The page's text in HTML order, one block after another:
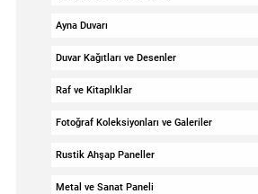
Ayna Duvarı
Duvar Kağıtları ve Desenler
Raf ve Kitaplıklar
Fotoğraf Koleksiyonları ve Galeriler
Rustik Ahşap Paneller
Metal ve Sanat Paneli